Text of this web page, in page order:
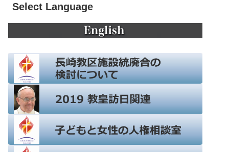
Select Language